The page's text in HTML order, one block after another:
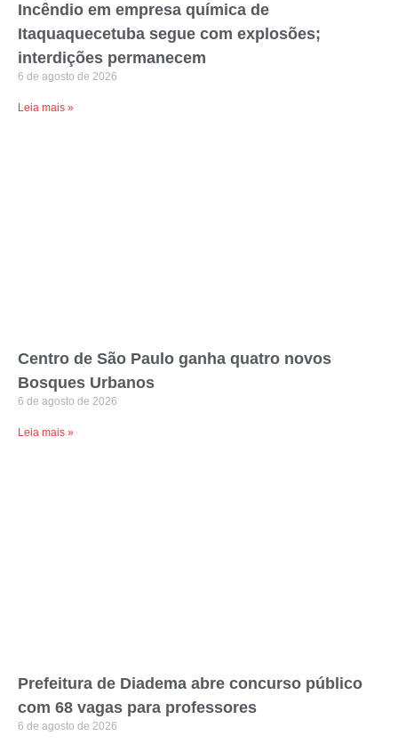
Incêndio em empresa química de
Itaquaquecetuba segue com explosões;
interdições permanecem
6 de agosto de 2026
Leia mais »
Centro de São Paulo ganha quatro novos
Bosques Urbanos
6 de agosto de 2026
Leia mais »
Prefeitura de Diadema abre concurso público
com 68 vagas para professores
6 de agosto de 2026